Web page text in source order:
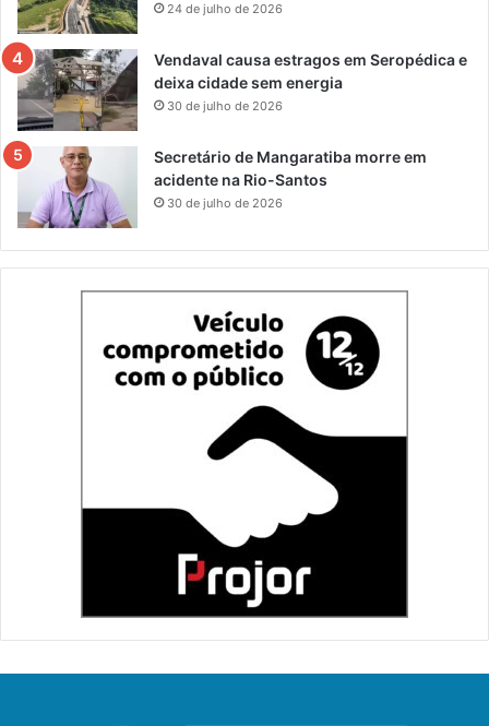
24 de julho de 2026
Vendaval causa estragos em Seropédica e
deixa cidade sem energia
30 de julho de 2026
Secretário de Mangaratiba morre em
acidente na Rio-Santos
30 de julho de 2026